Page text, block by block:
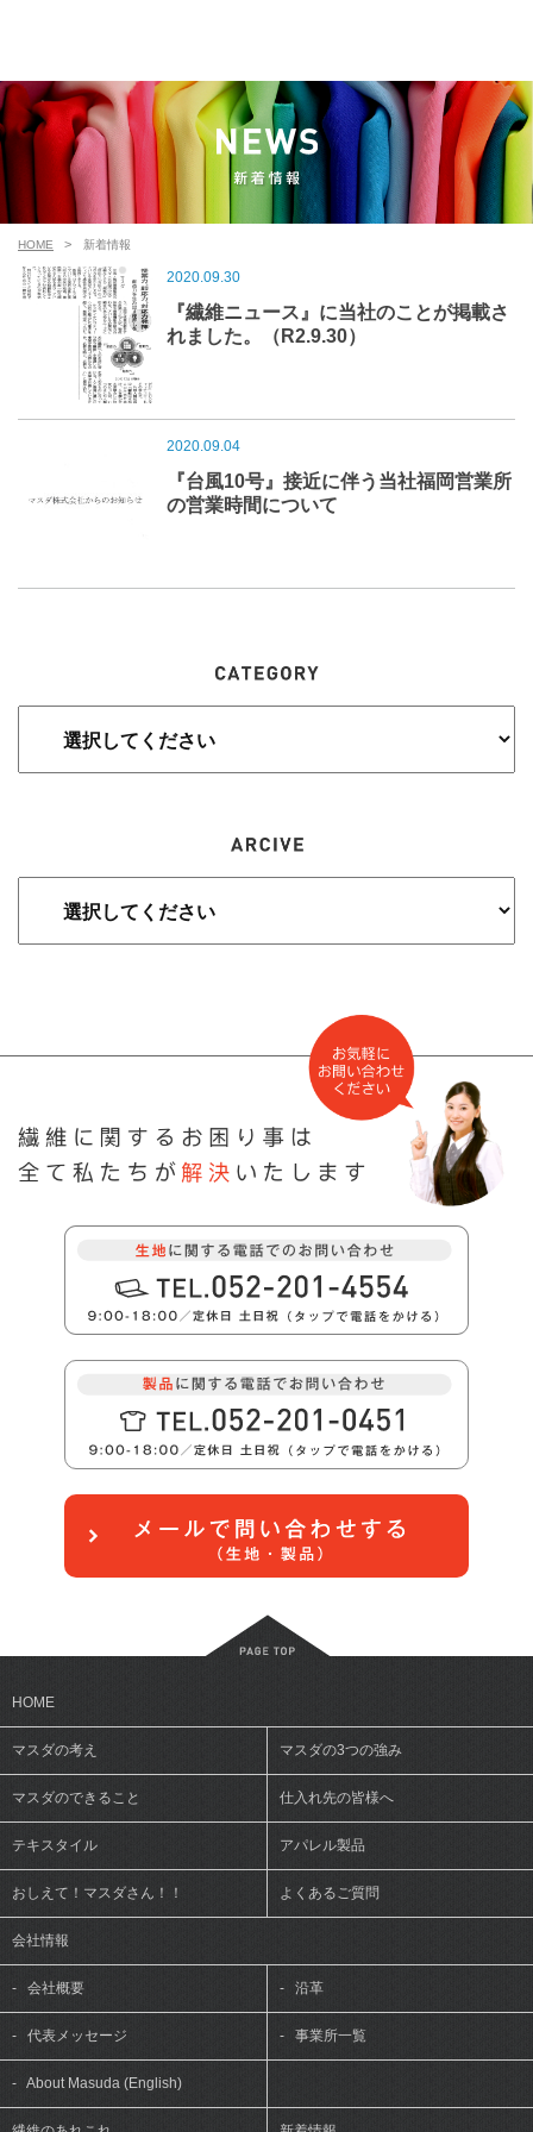
HOME 新着情報
2020.09.30
『繊維ニュース』に当社のことが掲載さ
れました。（R2.9.30）
2020.09.04
『台風10号』接近に伴う当社福岡営業所
の営業時間について
HOME
マスダの考え マスダの3つの強み
マスダのできること 仕入れ先の皆様へ
テキスタイル アパレル製品
おしえて！マスダさん！！ よくあるご質問
会社情報
- 会社概要 - 沿革
- 代表メッセージ - 事業所一覧
- About Masuda (English)